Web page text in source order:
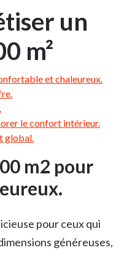
un
m²
et chaleureux.
le confort intérieur.
global.
m2 pour
pour ceux qui
généreuses,